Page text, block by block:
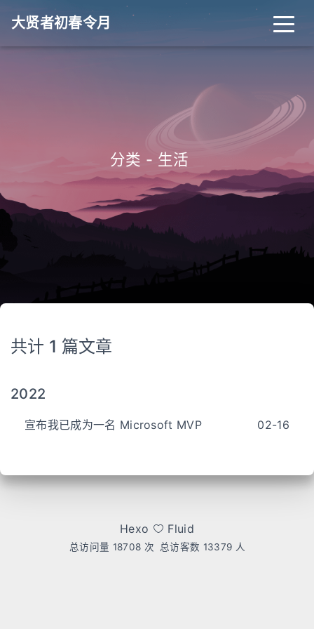
大贤者初春令月
分类 - 生活
共计 1 篇文章
2022
宣布我已成为一名 Microsoft MVP 02-16
Hexo Fluid
总访问量 18708 次 总访客数 13379 人